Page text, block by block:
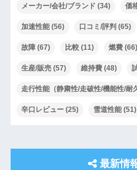
メーカー/会社/ブランド (34) 価
加速性能(56) 口コミ/評判 (65)
故障(67) 比較(11) 燃費(66)
生産/販売(57) 維持費(48)
走行性能（静粛性/走破性/機能性/耐
辛口レビュー(25) 雪道性能(51)
最新情